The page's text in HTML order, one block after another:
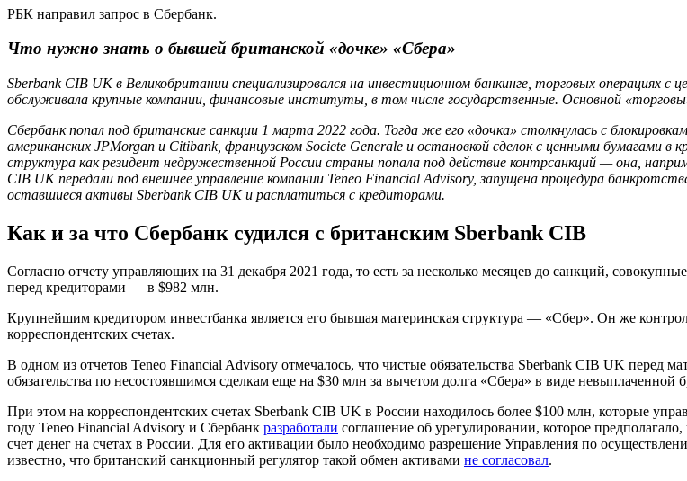
РБК направил запрос в Сбербанк.
Что нужно знать о бывшей британской «дочке» «Сбера»
Sberbank CIB UK в Великобритании специализировался на инвестиционном банкинге, торговых операциях
обслуживала крупные компании, финансовые институты, в том числе государственные. Основной
Сбербанк попал под британские санкции 1 марта 2022 года. Тогда же его «дочка» столкнулась с
американских JPMorgan и Citibank, французском Societe Generale и остановкой сделок с ценными бумагами в
структура как резидент недружественной России страны попала под действие контрсанкций — она,
CIB UK передали под внешнее управление компании Teneo Financial Advisory, запущена процедура
оставшиеся активы Sberbank CIB UK и расплатиться с кредиторами.
Как и за что Сбербанк судился с британским Sberbank CIB
Согласно отчету управляющих на 31 декабря 2021 года, то есть за несколько месяцев до санкций,
перед кредиторами — в $982 млн.
Крупнейшим кредитором инвестбанка является его бывшая материнская структура — «Сбер». Он же
корреспондентских счетах.
В одном из отчетов Teneo Financial Advisory отмечалось, что чистые обязательства Sberbank CIB UK перед
обязательства по несостоявшимся сделкам еще на $30 млн за вычетом долга «Сбера» в виде невыплаченной
При этом на корреспондентских счетах Sberbank CIB UK в России находилось более $100 млн, которые
году Teneo Financial Advisory и Сбербанк разработали соглашение об урегулировании, которое
счет денег на счетах в России. Для его активации было необходимо разрешение Управления по
известно, что британский санкционный регулятор такой обмен активами не согласовал.